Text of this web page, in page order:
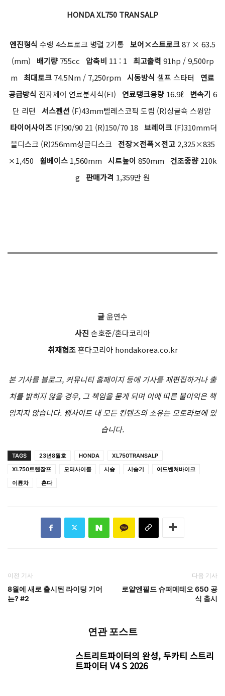
HONDA XL750 TRANSALP
엔진형식 수랭 4스트로크 병렬 2기통 보어×스트로크87 × 63.5
(mm) 배기량 755cc 압축비 11 : 1 최고출력 91hp / 9,500rp
m 최대토크 74.5Nm / 7,250rpm 시동방식 셀프 스타터 연료
공급방식 전자제어 연료분사식(FI) 연료탱크용량 16.9ℓ 변속기 6
단 리턴 서스펜션 (F)43mm텔레스코픽 도립 (R)싱글쇽 스윙암
타이어사이즈 (F)90/90 21 (R)150/70 18 브레이크 (F)310mm더
블디스크 (R)256mm싱글디스크 전장×전폭×전고2,325×835
×1,450 휠베이스 1,560mm 시트높이 850mm 건조중량 210k
g 판매가격 1,359만 원
글윤연수
사진 손호준/혼다코리아
취재협조혼다코리아 hondakorea.co.kr
본 기사를 블로그, 커뮤니티 홈페이지 등에 기사를 재편집하거나 출
처를 밝히지 않을 경우, 그 책임을 묻게 되며 이에 따른 불이익은 책
임지지 않습니다. 웹사이트 내 모든 컨텐츠의 소유는 모토라보에 있
습니다.
TAGS 23년8월호 HONDA
XL750TRANSALP
XL750트랜잘프
모터사이클 시승 시승기
어드벤처바이크
이륜차
혼다
이전 기사
8월에 새로 출시된 라이딩 기어
는? #2
다음 기사
로얄엔필드 슈퍼메테오 650 공
식 출시
연관 포스트
스트리트파이터의 완성, 두카티 스트리
트파이터 V4 S 2026